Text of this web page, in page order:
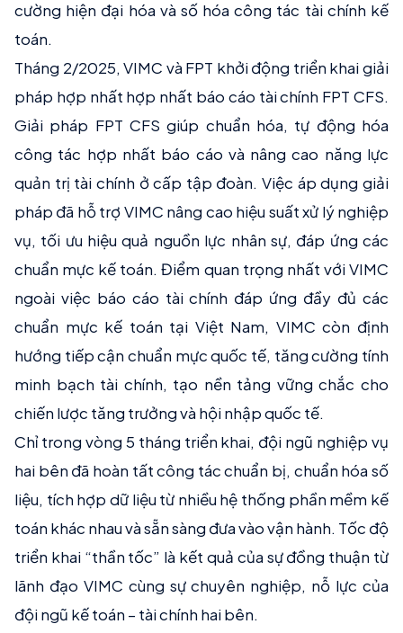
cường hiện đại hóa và số hóa công tác tài chính kế
toán.
Tháng 2/2025, VIMC và FPT khởi động triển khai giải
pháp hợp nhất hợp nhất báo cáo tài chính FPT CFS.
Giải pháp FPT CFS giúp chuẩn hóa, tự động hóa
công tác hợp nhất báo cáo và nâng cao năng lực
quản trị tài chính ở cấp tập đoàn. Việc áp dụng giải
pháp đã hỗ trợ VIMC nâng cao hiệu suất xử lý nghiệp
vụ, tối ưu hiệu quả nguồn lực nhân sự, đáp ứng các
chuẩn mực kế toán. Điểm quan trọng nhất với VIMC
ngoài việc báo cáo tài chính đáp ứng đầy đủ các
chuẩn mực kế toán tại Việt Nam, VIMC còn định
hướng tiếp cận chuẩn mực quốc tế, tăng cường tính
minh bạch tài chính, tạo nền tảng vững chắc cho
chiến lược tăng trưởng và hội nhập quốc tế.
Chỉ trong vòng 5 tháng triển khai, đội ngũ nghiệp vụ
hai bên đã hoàn tất công tác chuẩn bị, chuẩn hóa số
liệu, tích hợp dữ liệu từ nhiều hệ thống phần mềm kế
toán khác nhau và sẵn sàng đưa vào vận hành. Tốc độ
triển khai “thần tốc” là kết quả của sự đồng thuận từ
lãnh đạo VIMC cùng sự chuyên nghiệp, nỗ lực của
đội ngũ kế toán – tài chính hai bên.